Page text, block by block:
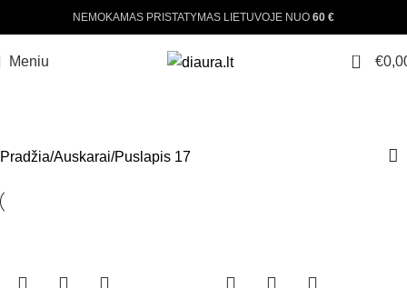
NEMOKAMAS PRISTATYMAS LIETUVOJE NUO 60 €
Meniu 0 €
Pradžia Auskarai Puslapis 17